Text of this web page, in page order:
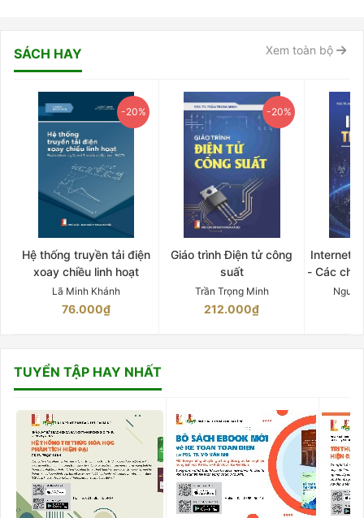
SÁCH HAY Xem toàn bộ
-20%
Hệ thống truyền tải điện
xoay chiều linh hoạt
Lã Minh Khánh
76.000₫
-20%
Giáo trình Điện tử công
suất
Trần Trọng Minh
212.000₫
Internet
- Các
TUYỂN TẬP HAY NHẤT